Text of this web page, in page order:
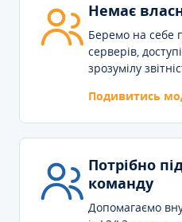
Немає
Беремо на себе
серверів,
зрозумілу
Подивитись
Потрібно
команду
Допомагаємо